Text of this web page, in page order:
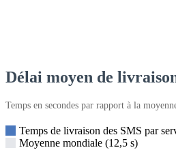
Délai moyen de
Temps en secondes par rapport à la
Temps de livraison des SMS par
Moyenne mondiale (12,5 s)